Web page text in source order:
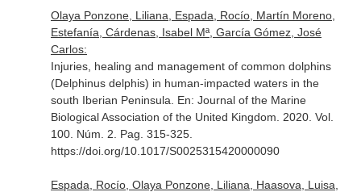
Olaya Ponzone, Liliana, Espada, Rocío, Martín Moreno,
Estefanía, Cárdenas, Isabel Mª, García Gómez, José
Carlos:
Injuries, healing and management of common dolphins
(Delphinus delphis) in human-impacted waters in the
south Iberian Peninsula. En: Journal of the Marine
Biological Association of the United Kingdom . 2020. Vol.
100. Núm. 2. Pag. 315-325.
https://doi.org/10.1017/S0025315420000090
Espada, Rocío, Olaya Ponzone, Liliana, Haasova, Luisa,